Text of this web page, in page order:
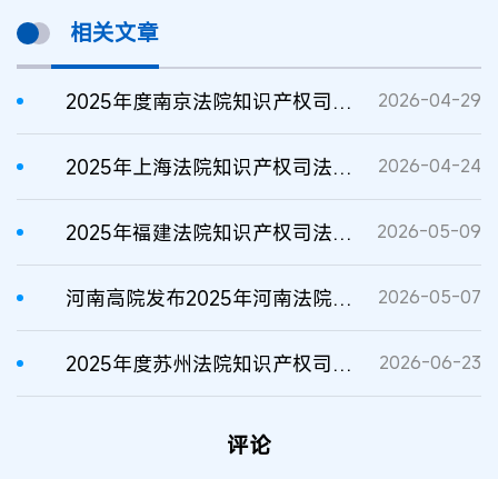
相关文章
2025年度南京法院知识产权司法保护典型案例 2026-04-29
2025年上海法院知识产权司法保护典型案例 2026-04-24
2025年福建法院知识产权司法保护典型案例 2026-05-09
河南高院发布2025年河南法院知识产权司法保护典型案例 2026-05-07
2025年度苏州法院知识产权司法保护典型案例 2026-06-23
评论